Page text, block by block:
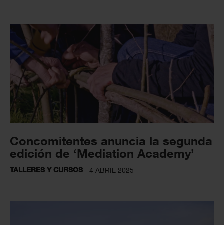
Concomitentes anuncia la segunda
edición de ‘Mediation Academy’
TALLERES Y CURSOS 4 ABRIL 2025